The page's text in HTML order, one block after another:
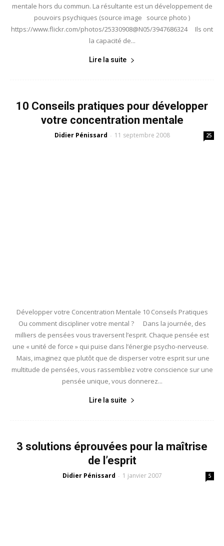
mentale hors du commun. La résultante est un développement de
pouvoirs psychiques (source image source photo )
https://www.flickr.com/photos/25330908@N05/3947686324 Ils ont
la capacité de...
Lire la suite
10 Conseils pratiques pour développer
votre concentration mentale
Didier Pénissard - 11 septembre 2008 25
Développer votre Concentration Mentale 10 Conseils Pratiques
Ou comment discipliner votre mental ? Dans la journée, des
milliers de pensées vous traversent l’esprit. Chaque pensée est
une « unité de force » qui puise dans l’énergie psycho-nerveuse.
Mais, imaginez que plutôt que de disperser votre esprit sur une
multitude de pensées, vous rassembliez votre conscience sur une
pensée unique, vous donnerez...
Lire la suite
3 solutions éprouvées pour la maîtrise
de l’esprit
Didier Pénissard - 1 janvier 2007 5